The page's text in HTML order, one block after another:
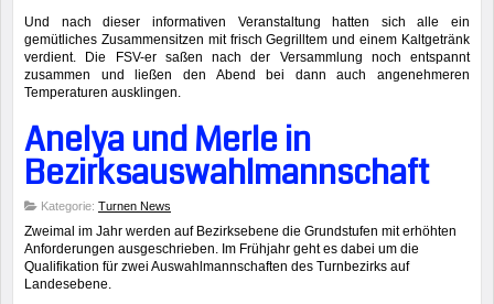
Und nach dieser informativen Veranstaltung hatten sich alle ein
gemütliches Zusammensitzen mit frisch Gegrilltem und einem Kaltgetränk
verdient. Die FSV-er saßen nach der Versammlung noch entspannt
zusammen und ließen den Abend bei dann auch angenehmeren
Temperaturen ausklingen.
Anelya und Merle in
Bezirksauswahlmannschaft
Kategorie: Turnen News
Zweimal im Jahr werden auf Bezirksebene die Grundstufen mit erhöhten
Anforderungen ausgeschrieben. Im Frühjahr geht es dabei um die
Qualifikation für zwei Auswahlmannschaften des Turnbezirks auf
Landesebene.